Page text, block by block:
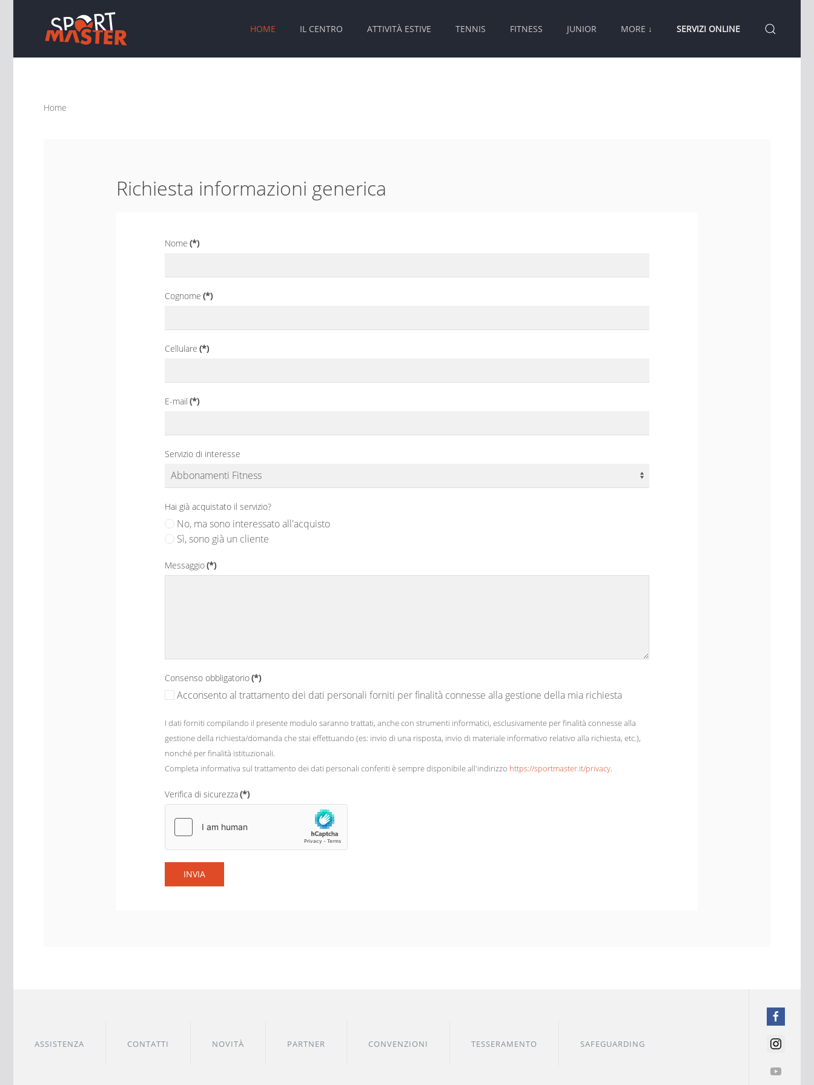
HOME IL CENTRO ATTIVITÀ ESTIVE TENNIS FITNESS JUNIOR MORE ↓ SERVIZI ONLINE
Home
Richiesta informazioni generica
Nome (*)
Cognome (*)
Cellulare (*)
E-mail (*)
Servizio di interesse
Hai già acquistato il servizio?
No, ma sono interessato all'acquisto
Sì, sono già un cliente
Messaggio(*)
Consenso obbligatorio(*)
Acconsento al trattamento dei dati personali forniti per finalità connesse alla gestione della mia richiesta
I dati forniti compilando il presente modulo saranno trattati, anche con strumenti informatici, esclusivamente per finalità connesse alla
gestione della richiesta/domanda che stai effettuando (es: invio di una risposta, invio di materiale informativo relativo alla richiesta, etc.),
nonché per finalità istituzionali.
Completa informativa sul trattamento dei dati personali conferiti è sempre disponibile all'indirizzo https://sportmaster.it/privacy.
Verifica di sicurezza(*)
INVIA
ASSISTENZA CONTATTI NOVITÀ PARTNER CONVENZIONI TESSERAMENTO SAFEGUARDING